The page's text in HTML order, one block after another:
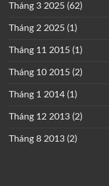
Tháng 3 2025 (62)
Tháng 2 2025 (1)
Tháng 11 2015 (1)
Tháng 10 2015 (2)
Tháng 1 2014 (1)
Tháng 12 2013 (2)
Tháng 8 2013 (2)